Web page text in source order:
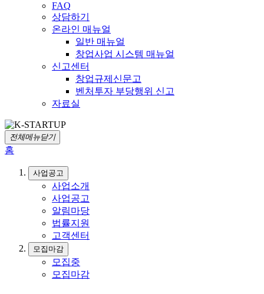
FAQ
상담하기
온라인 매뉴얼
일반 매뉴얼
창업사업 시스템 매뉴얼
신고센터
창업규제신문고
벤처투자 부당행위 신고
자료실
전체메뉴닫기
홈
사업공고
사업소개
사업공고
알림마당
법률지원
고객센터
모집마감
모집중
모집마감